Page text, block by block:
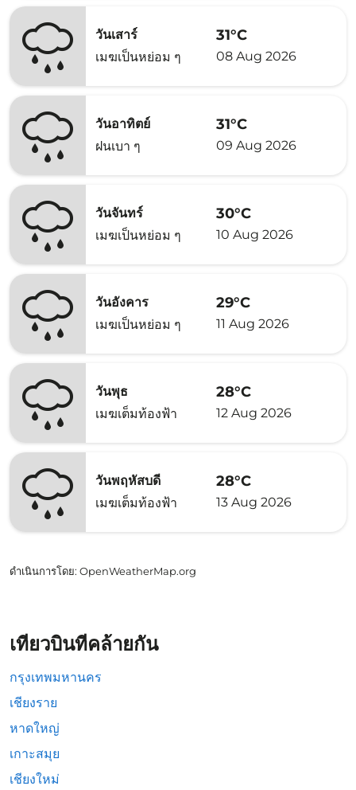
วันเสาร์
เมฆเป็นหย่อม ๆ
31°C
08 Aug 2026
วันอาทิตย์
ฝนเบา ๆ
31°C
09 Aug 2026
วันจันทร์
เมฆเป็นหย่อม ๆ
30°C
10 Aug 2026
วันอังคาร
เมฆเป็นหย่อม ๆ
29°C
11 Aug 2026
วันพุธ
เมฆเต็มท้องฟ้า
28°C
12 Aug 2026
วันพฤหัสบดี
เมฆเต็มท้องฟ้า
28°C
13 Aug 2026
ดำเนินการโดย: OpenWeatherMap.org
เที่ยวบินที่คล้ายกัน
กรุงเทพมหานคร
เชียงราย
หาดใหญ่
เกาะสมุย
เชียงใหม่